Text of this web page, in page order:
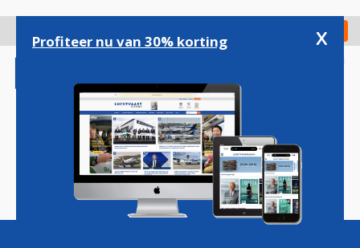
gaan
Check in
Magazine Podcasts Vacatures
Profiteer nu van 30% korting x